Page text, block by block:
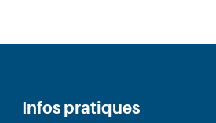
Infos pratiques